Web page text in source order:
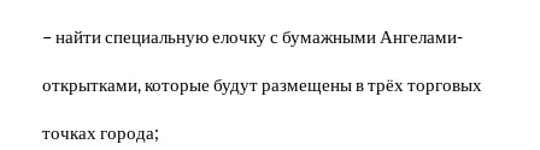
– найти специальную елочку с бумажными Ангелами-
открытками, которые будут размещены в трёх торговых
точках города;